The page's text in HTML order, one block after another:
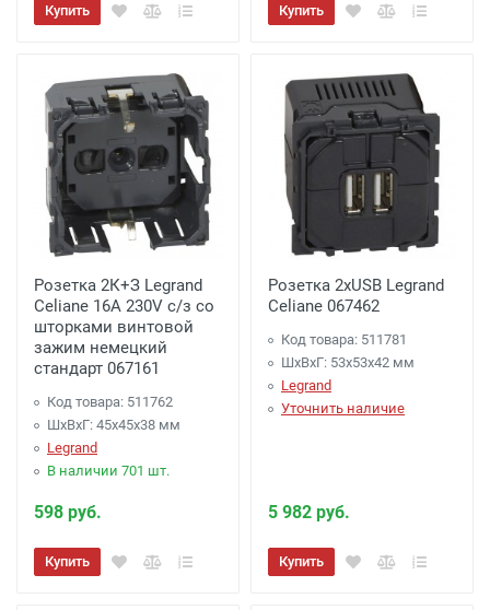
Купить Купить
Розетка 2К+З Legrand
Celiane 16A 230V с/з со
шторками винтовой
зажим немецкий
стандарт 067161
Код товара: 511762
ШхВхГ: 45x45x38 мм
Legrand
В наличии 701 шт.
598 руб.
Купить
Розетка 2хUSB Legrand
Celiane 067462
Код товара: 511781
ШхВхГ: 53x53x42 мм
Legrand
Уточнить наличие
5 982 руб.
Купить